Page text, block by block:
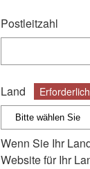
Postleitzahl
Land Erforderlich
Wenn Sie Ihr
Website für Ihr